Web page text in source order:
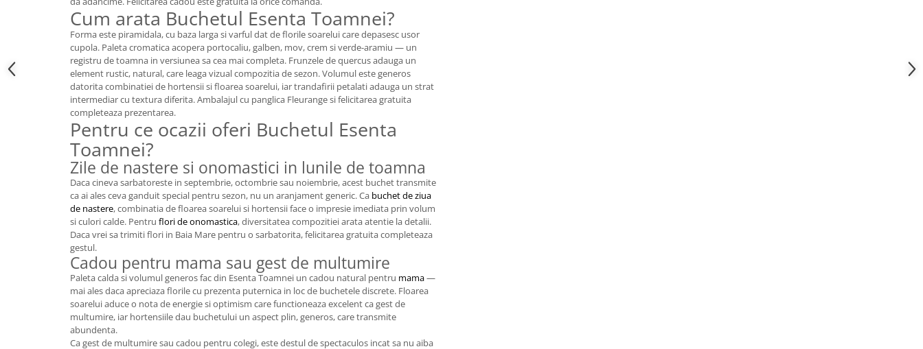
Cum arata Buchetul Esenta Toamnei?
Forma este piramidala, cu baza larga si varful dat de florile soarelui care depasesc usor
cupola. Paleta cromatica acopera portocaliu, galben, mov, crem si verde-aramiu — un
registru de toamna in versiunea sa cea mai completa. Frunzele de quercus adauga un
element rustic, natural, care leaga vizual compozitia de sezon. Volumul este generos
datorita combinatiei de hortensii si floarea soarelui, iar trandafirii petalati adauga un strat
intermediar cu textura diferita. Ambalajul cu panglica Fleurange si felicitarea gratuita
completeaza prezentarea.
Pentru ce ocazii oferi Buchetul Esenta
Toamnei?
Zile de nastere si onomastici in lunile de toamna
Daca cineva sarbatoreste in septembrie, octombrie sau noiembrie, acest buchet transmite
ca ai ales ceva ganduit special pentru sezon, nu un aranjament generic. Ca buchet de ziua
de nastere, combinatia de floarea soarelui si hortensii face o impresie imediata prin volum
si culori calde. Pentru flori de onomastica, diversitatea compozitiei arata atentie la detalii.
Daca vrei sa trimiti flori in Baia Mare pentru o sarbatorita, felicitarea gratuita completeaza
gestul.
Cadou pentru mama sau gest de multumire
Paleta calda si volumul generos fac din Esenta Toamnei un cadou natural pentru mama—
mai ales daca apreciaza florile cu prezenta puternica in loc de buchetele discrete. Floarea
soarelui aduce o nota de energie si optimism care functioneaza excelent ca gest de
multumire, iar hortensiile dau buchetului un aspect plin, generos, care transmite
abundenta.
Ca gest de multumire sau cadou pentru colegi, este destul de spectaculos incat sa nu aiba